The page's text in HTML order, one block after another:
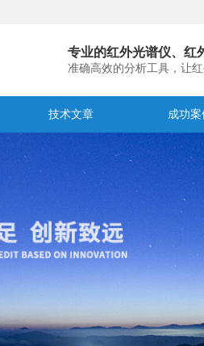
专业的红外光谱仪、红
准确高效的分析工具，让
技术文章 成功案